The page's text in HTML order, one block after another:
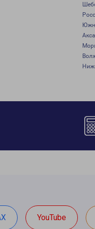
YouTube